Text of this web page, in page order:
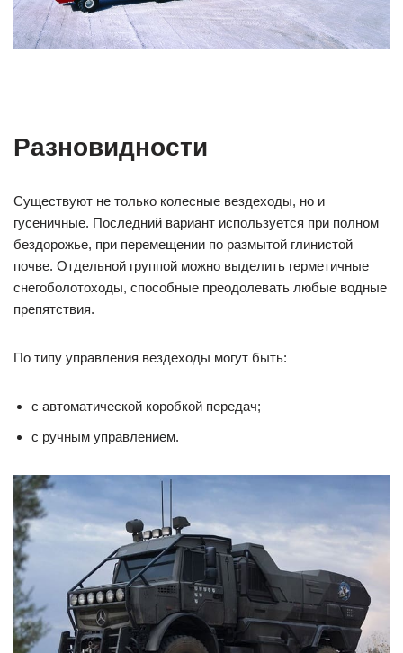
Разновидности
Существуют не только колесные вездеходы, но и
гусеничные. Последний вариант используется при полном
бездорожье, при перемещении по размытой глинистой
почве. Отдельной группой можно выделить герметичные
снегоболотоходы, способные преодолевать любые водные
препятствия.
По типу управления вездеходы могут быть:
с автоматической коробкой передач;
с ручным управлением.